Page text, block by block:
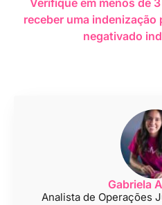
Verifique em menos de
receber uma indenização
negativado
Gabriela
Analista de Operações